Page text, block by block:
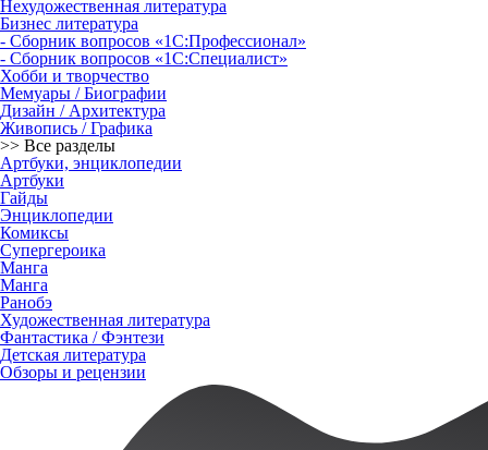
Нехудожественная литература
Бизнес литература
- Сборник вопросов «1С:Профессионал»
- Сборник вопросов «1С:Специалист»
Хобби и творчество
Мемуары / Биографии
Дизайн / Архитектура
Живопись / Графика
>> Все разделы
Артбуки, энциклопедии
Артбуки
Гайды
Энциклопедии
Комиксы
Супергероика
Манга
Манга
Ранобэ
Художественная литература
Фантастика / Фэнтези
Детская литература
Обзоры и рецензии